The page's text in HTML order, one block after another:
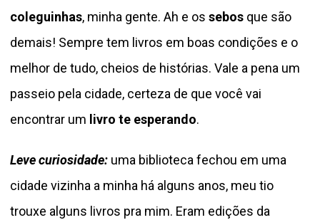
coleguinhas, minha gente. Ah e os sebos que são
demais! Sempre tem livros em boas condições e o
melhor de tudo, cheios de histórias. Vale a pena um
passeio pela cidade, certeza de que você vai
encontrar um livro te esperando.
Leve curiosidade: uma biblioteca fechou em uma
cidade vizinha a minha há alguns anos, meu tio
trouxe alguns livros pra mim. Eram edições da